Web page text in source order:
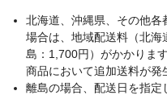
北海道、沖縄県、その他各
場合は、地域配送料（北
島：1,700円）がかかりま
商品において追加送料が発
離島の場合、配送日を指